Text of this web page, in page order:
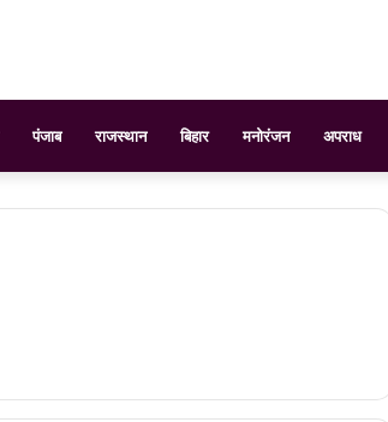
पंजाब राजस्थान बिहार मनोरंजन अपराध